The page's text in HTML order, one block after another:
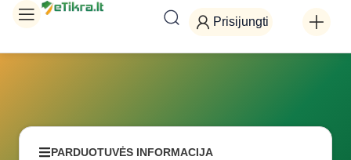
Prisijungti
PARDUOTUVĖS INFORMACIJA